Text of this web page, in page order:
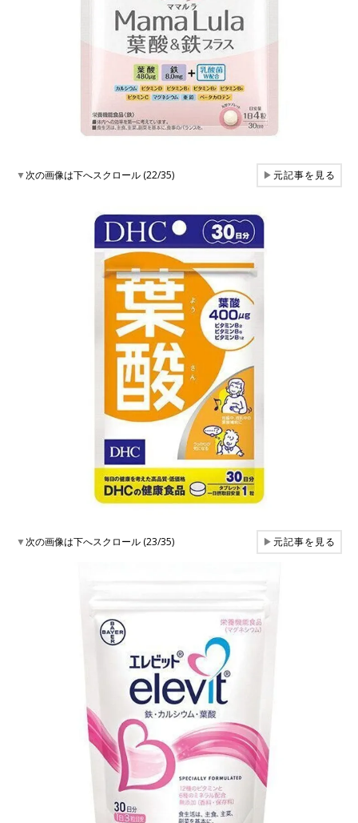
▼次の画像は下へスクロール (22/35) ▶元記事を見る
▼次の画像は下へスクロール (23/35) ▶元記事を見る